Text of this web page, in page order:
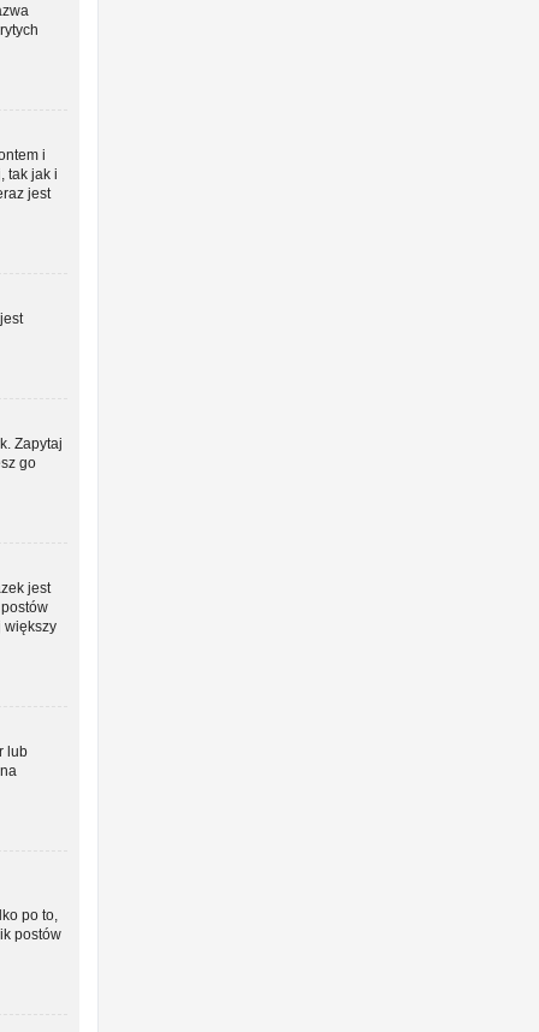
i
tak jak i
jest
Zapytaj
go
jest
większy
lub
po to,
postów